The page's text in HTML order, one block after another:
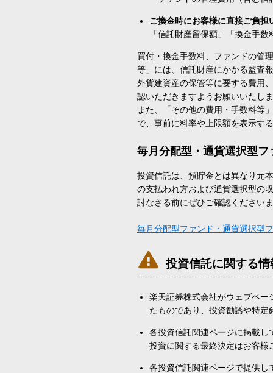
ご換金時にお客様に直接ご負担
「信託財産留保額」「換金手
買付・換金手数料、ファンドの管
等」には、信託財産にかかる監査
外貨建資産の保管等に要する費用
認いただきますようお願いいたし
また、「その他の費用・手数料等
で、事前に料率や上限額を表示す
毎月分配型・通貨選択型
投資信託は、預貯金とは異なり元
の支払われ方および通貨選択型の
討なさる前にぜひご確認ください
毎月分配型ファンド・通貨選択型
 投資信託に関する
楽天証券株式会社がウェブペ
たものであり、投資勧誘や特
各投資信託関連ページに掲載
投資に関する最終決定はお客
各投資信託関連ページで提供